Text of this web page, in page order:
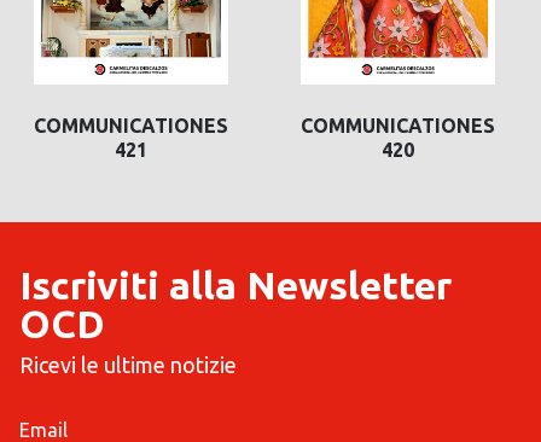
COMMUNICATIONES
421
COMMUNICATIONES
420
Iscriviti alla Newsletter
OCD
Ricevi le ultime notizie
Email